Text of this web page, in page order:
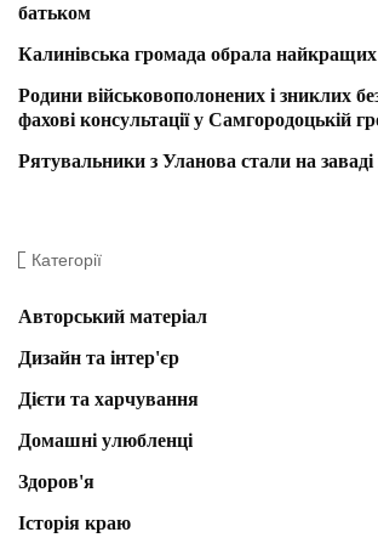
батьком
Калинівська громада обрала
Родини військовополонених і зниклих
фахові консультації у Самгородоцькій
Рятувальники з Уланова стали на
Категорії
Авторський матеріал
Дизайн та інтер'єр
Дієти та харчування
Домашні улюбленці
Здоров'я
Історія краю